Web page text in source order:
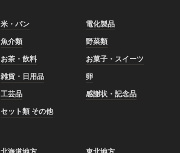
米・パン
電化製品
魚介類
野菜類
お茶・飲料
お菓子・スイーツ
雑貨・日用品
卵
工芸品
感謝状・記念品
セット類 その他